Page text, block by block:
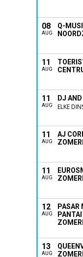
08
AUG
Q-
11
AUG
11
AUG
DJ
ELKE
11
AUG
AJ
11
AUG
12
AUG
PASAR
PANTAI
13
AUG